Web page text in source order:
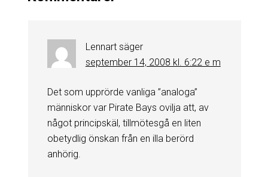
Lennart säger
september 14, 2008 kl. 6:22 e m
Det som upprörde vanliga ”analoga”
människor var Pirate Bays ovilja att, av
något principskäl, tillmötesgå en liten
obetydlig önskan från en illa berörd
anhörig.